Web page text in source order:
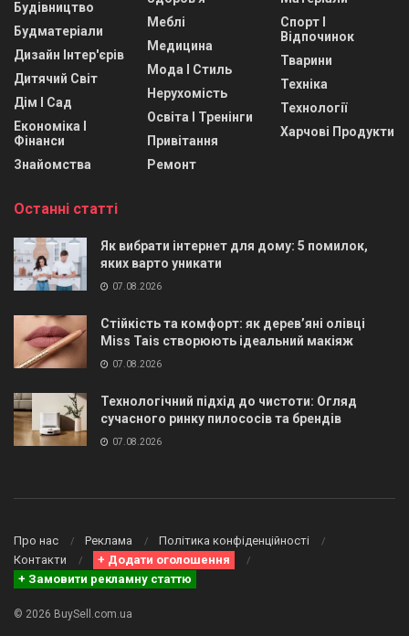
Будівництво
Будматеріали
Дизайн Інтер'єрів
Дитячий Світ
Дім І Сад
Економіка І
Фінанси
Знайомства
Меблі
Медицина
Мода І Стиль
Нерухомість
Освіта І Тренінги
Привітання
Ремонт
Спорт І
Відпочинок
Тварини
Техніка
Технології
Харчові Продукти
Останні статті
Як вибрати інтернет для дому: 5 помилок,
яких варто уникати
07.08.2026
Стійкість та комфорт: як дерев’яні олівці
Miss Tais створюють ідеальний макіяж
07.08.2026
Технологічний підхід до чистоти: Огляд
сучасного ринку пилососів та брендів
07.08.2026
Про нас Реклама
Політика конфіденційності
Контакти
+ Додати оголошення
+ Замовити рекламну статтю
© 2026 BuySell.com.ua